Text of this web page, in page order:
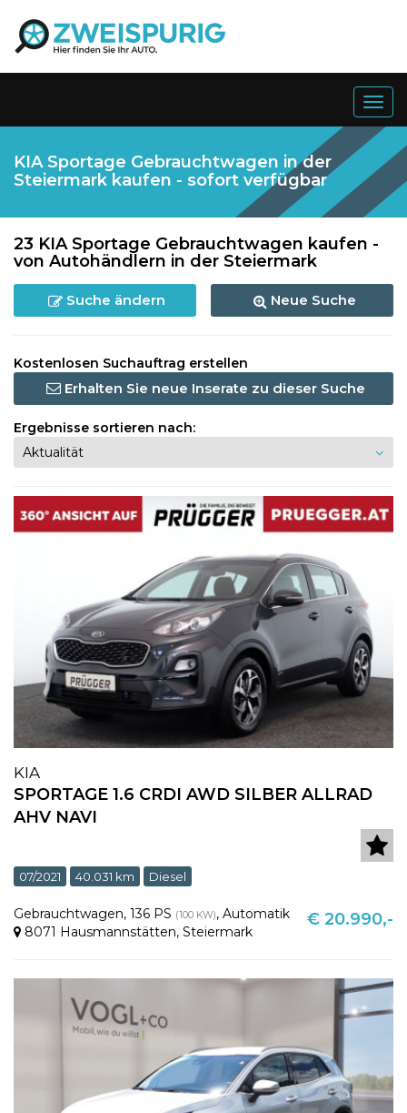
KIA Sportage Gebrauchtwagen in der
Steiermark kaufen - sofort verfügbar
23 KIA Sportage Gebrauchtwagen kaufen -
von Autohändlern in der Steiermark
Suche ändern Neue Suche
Kostenlosen Suchauftrag erstellen
Erhalten Sie neue Inserate zu dieser Suche
Ergebnisse sortieren nach:
KIA
SPORTAGE 1.6 CRDI AWD SILBER ALLRAD
AHV NAVI
07/2021 40.031 km Diesel
Gebrauchtwagen, 136 PS (100 KW), Automatik
8071 Hausmannstätten, Steiermark
€ 20.990,-